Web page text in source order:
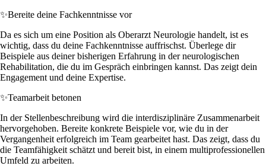
✨Bereite deine Fachkenntnisse vor
Da es sich um eine Position als Oberarzt Neurologie handelt, ist es
wichtig, dass du deine Fachkenntnisse auffrischst. Überlege dir
Beispiele aus deiner bisherigen Erfahrung in der neurologischen
Rehabilitation, die du im Gespräch einbringen kannst. Das zeigt dein
Engagement und deine Expertise.
✨Teamarbeit betonen
In der Stellenbeschreibung wird die interdisziplinäre Zusammenarbeit
hervorgehoben. Bereite konkrete Beispiele vor, wie du in der
Vergangenheit erfolgreich im Team gearbeitet hast. Das zeigt, dass du
die Teamfähigkeit schätzt und bereit bist, in einem multiprofessionellen
Umfeld zu arbeiten.